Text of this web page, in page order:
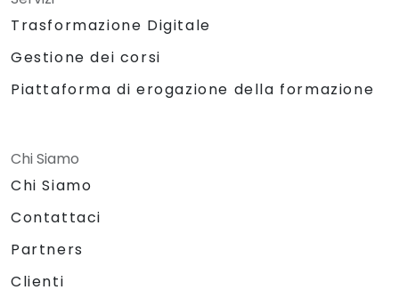
Trasformazione Digitale
Gestione dei corsi
Piattaforma di erogazione della formazione
Chi Siamo
Chi Siamo
Contattaci
Partners
Clienti